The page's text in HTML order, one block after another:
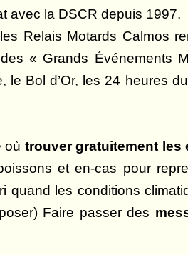
avec la DSCR depuis 1997.
Relais Motards Calmos
« Grands Événements
le Bol d’Or, les 24 heures
où trouver gratuitement les
et en-cas pour
quand les conditions
Faire passer des